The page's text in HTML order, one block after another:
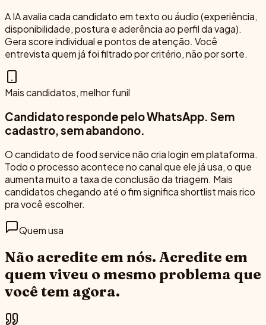
A IA avalia cada candidato em texto ou áudio (experiência,
disponibilidade, postura e aderência ao perfil da vaga).
Gera score individual e pontos de atenção. Você
entrevista quem já foi filtrado por critério, não por sorte.
Mais candidatos, melhor funil
Candidato responde pelo WhatsApp. Sem
cadastro, sem abandono.
O candidato de food service não cria login em plataforma.
Todo o processo acontece no canal que ele já usa, o que
aumenta muito a taxa de conclusão da triagem. Mais
candidatos chegando até o fim significa shortlist mais rico
pra você escolher.
Quem usa
Não acredite em nós. Acredite em
quem viveu o mesmo problema que
você tem agora.